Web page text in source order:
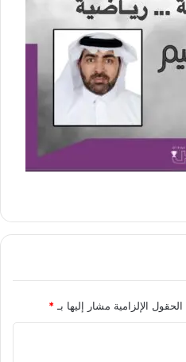
الحقول الإلزامية مشار إليها بـ *